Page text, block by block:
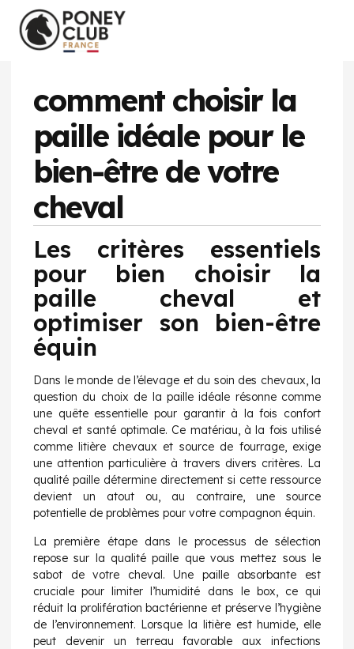
comment choisir la
paille idéale pour le
bien-être de votre
cheval
Les critères essentiels
pour bien choisir la
paille cheval et
optimiser son bien-être
équin
Dans le monde de l’élevage et du soin des chevaux, la
question du choix de la paille idéale résonne comme
une quête essentielle pour garantir à la fois confort
cheval et santé optimale. Ce matériau, à la fois utilisé
comme litière chevaux et source de fourrage, exige
une attention particulière à travers divers critères. La
qualité paille détermine directement si cette ressource
devient un atout ou, au contraire, une source
potentielle de problèmes pour votre compagnon équin.
La première étape dans le processus de sélection
repose sur la qualité paille que vous mettez sous le
sabot de votre cheval. Une paille absorbante est
cruciale pour limiter l’humidité dans le box, ce qui
réduit la prolifération bactérienne et préserve l’hygiène
de l’environnement. Lorsque la litière est humide, elle
peut devenir un terreau favorable aux infections